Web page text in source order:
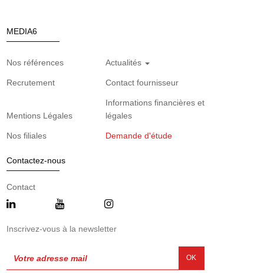
MEDIA6
Nos références Actualités
Recrutement Contact fournisseur
Mentions Légales
Informations financières et
légales
Nos filiales Demande d'étude
Contactez-nous
Contact
Inscrivez-vous à la newsletter
OK